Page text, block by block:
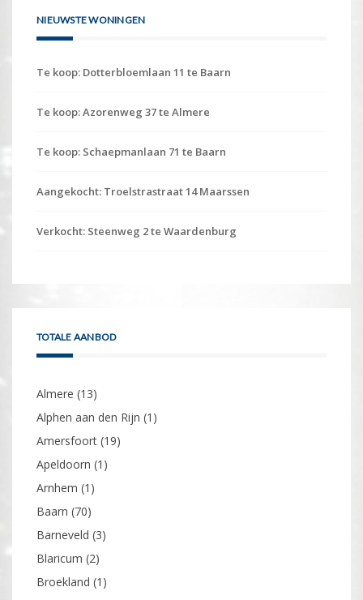
NIEUWSTE WONINGEN
Te koop: Dotterbloemlaan 11 te Baarn
Te koop: Azorenweg 37 te Almere
Te koop: Schaepmanlaan 71 te Baarn
Aangekocht: Troelstrastraat 14 Maarssen
Verkocht: Steenweg 2 te Waardenburg
TOTALE AANBOD
Almere (13)
Alphen aan den Rijn (1)
Amersfoort (19)
Apeldoorn (1)
Arnhem (1)
Baarn (70)
Barneveld (3)
Blaricum (2)
Broekland (1)